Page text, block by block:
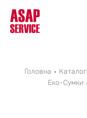
Головна Каталог
Еко-Сумки